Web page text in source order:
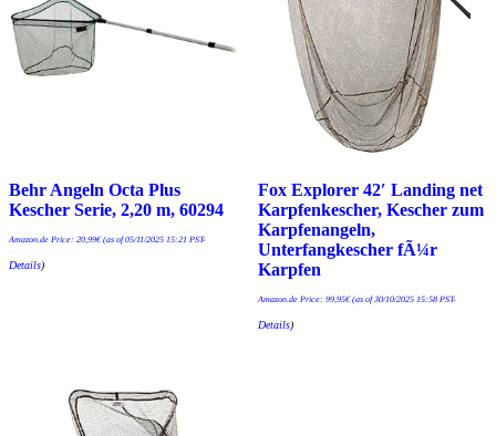
Behr Angeln Octa Plus
Kescher Serie, 2,20 m, 60294
Amazon.de Price: 20,99€(as of 05/11/2025 15:21 PST-
Details)
Fox Explorer 42′ Landing net
Karpfenkescher, Kescher zum
Karpfenangeln,
Unterfangkescher fÃ¼r
Karpfen
Amazon.de Price: 99,95€(as of 30/10/2025 15:58 PST-
Details)